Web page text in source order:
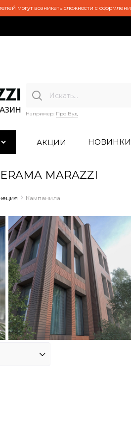
могут возникать сложности с
Например: Про Вуд
АКЦИИ НОВИНКИ
MARAZZI
Кампанила